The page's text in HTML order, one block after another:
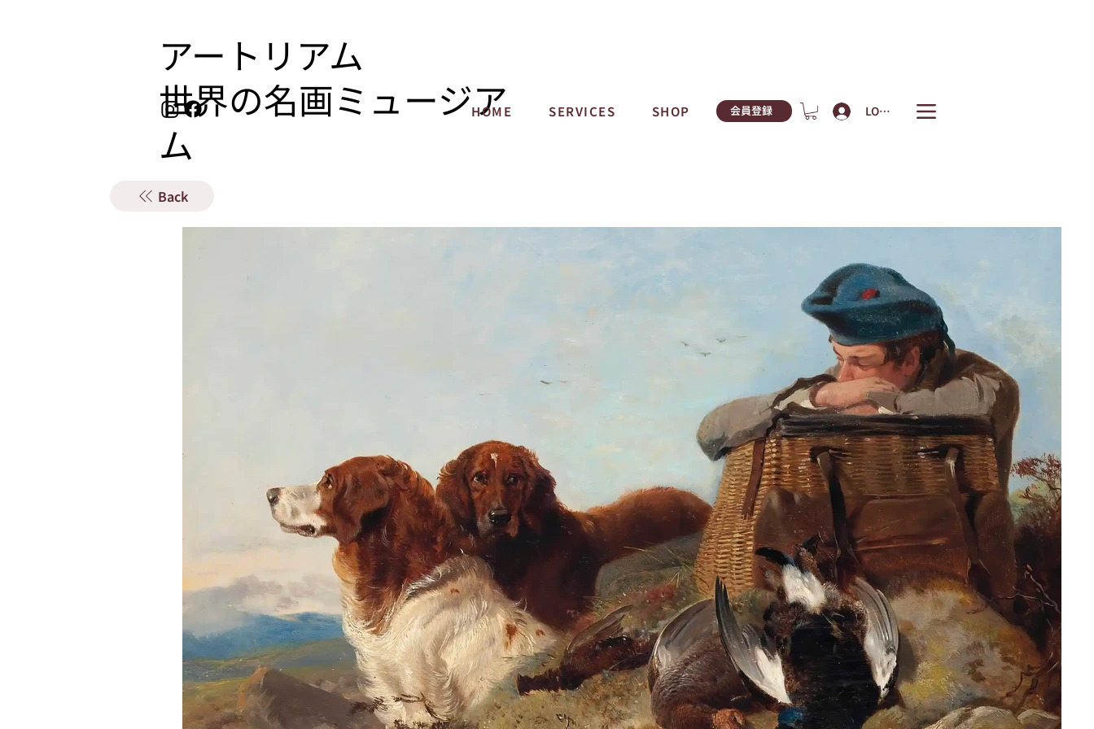
アートリアム
​世界の名画ミュージア
ム
HOME SERVICES SHOP 会員登録 LOGIN
Back